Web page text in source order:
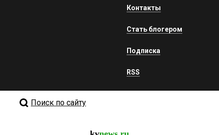
Контакты
Стать блогером
Подписка
RSS
Поиск по сайту